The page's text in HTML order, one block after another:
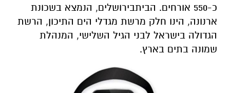
כ-550 אורחים.
הביתבירושלים, הנמצא בשכונת
ארנונה, הינו חלק מרשת מגדלי הים התיכון, הרשת
הגדולה בישראל לבני הגיל השלישי, המנהלת
שמונה בתים בארץ.